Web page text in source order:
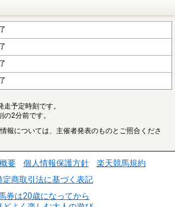
予定時刻です。
2分前です。
報については、主催者発表のものとご照合くださ
要 個人情報保護方針
楽天競馬規約
定商取引法に基づく表記
券は20歳になってから